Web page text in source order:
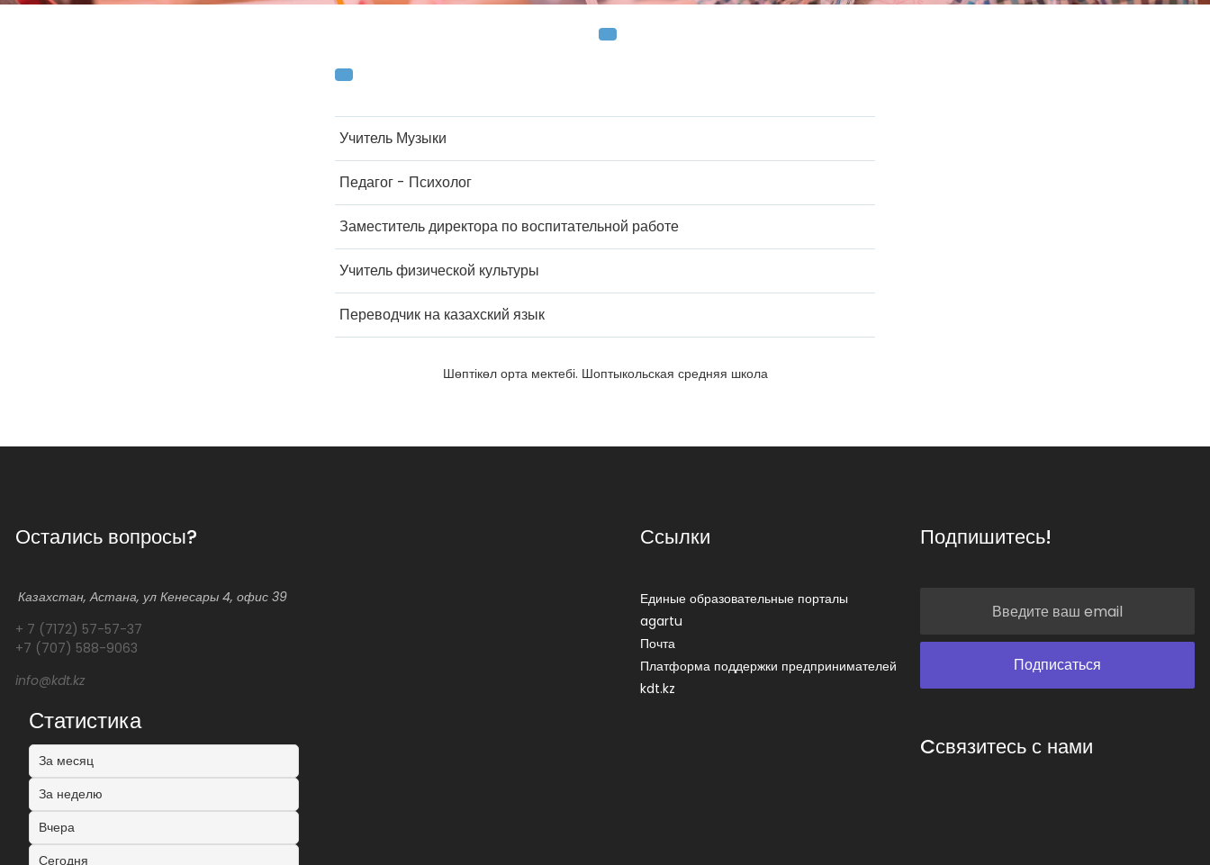
Шөптікөл орта мектебі. Шоптыкольская средняя школа
Учитель Музыки
Педагог - Психолог
Заместитель директора по воспитательной работе
Учитель физической культуры
Переводчик на казахский язык
Остались вопросы?
Казахстан, Астана, ул Кенесары 4, офис 39
+ 7 (7172) 57-57-37
+7 (707) 588-9063
info@kdt.kz
Статистика
За месяц
За неделю
Вчера
Сегодня
Ссылки
Единые образовательные порталы
agartu
Почта
Платформа поддержки предпринимателей
kdt.kz
Подпишитесь!
Cсвязитесь с нами